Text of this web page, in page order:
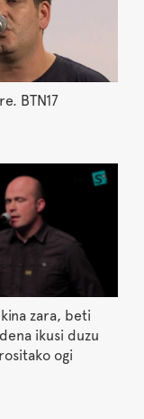
BTN17
zara, beti
ikusi duzu
ogi